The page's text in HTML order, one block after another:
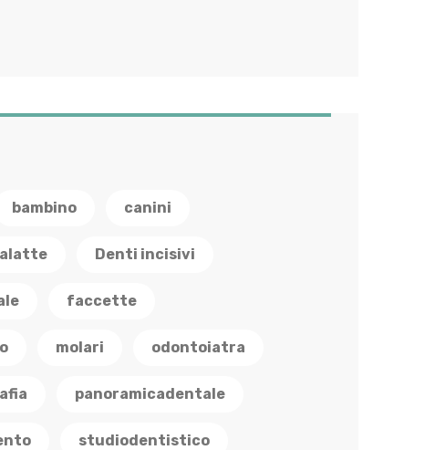
bambino canini
Denti incisivi
faccette
molari odontoiatra
panoramicadentale
studiodentistico